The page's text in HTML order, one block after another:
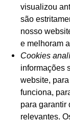
visualizou
são
nosso
e melhoram
Cookies
informações
website,
funciona,
para garantir
relevantes.